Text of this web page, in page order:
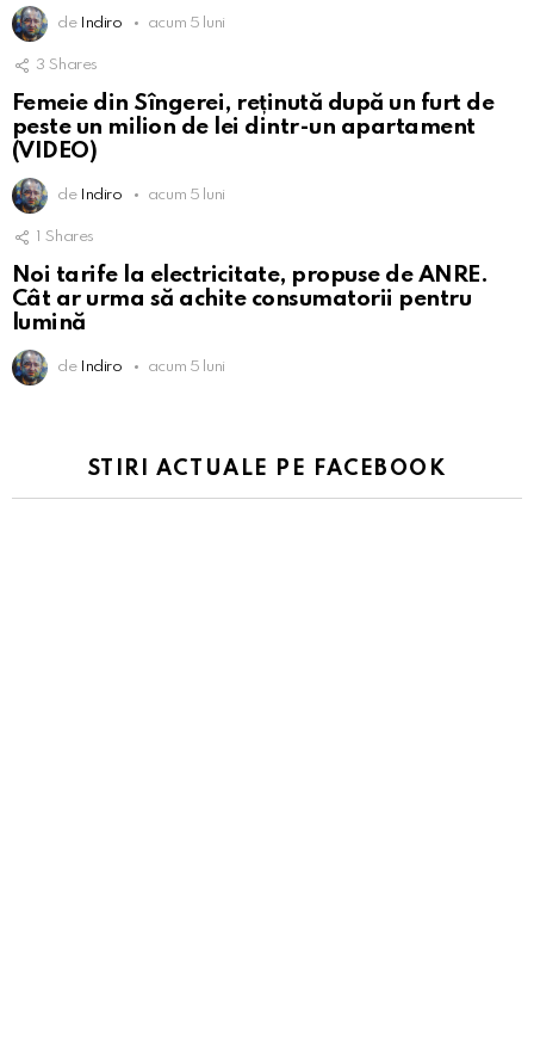
de Indiro acum 5 luni
3 Shares
Femeie din Sîngerei, reținută după un furt de
peste un milion de lei dintr-un apartament
(VIDEO)
de Indiro acum 5 luni
1 Shares
Noi tarife la electricitate, propuse de ANRE.
Cât ar urma să achite consumatorii pentru
lumină
de Indiro acum 5 luni
STIRI ACTUALE PE FACEBOOK